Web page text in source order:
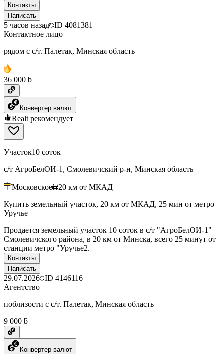
Контакты
Написать
5 часов назад ID 4081381
Контактное лицо
рядом с с/т. Палетак, Минская область
36 000 ƃ
Конвертер валют
Realt рекомендует
Участок10 соток
с/т АгроБелОИ-1, Смолевичский р-н, Минская область
Московское 20 км от МКАД
Купить земельный участок, 20 км от МКАД, 25 мин от метро
Уручье
Продается земельный участок 10 соток в с/т "АгроБелОИ-1"
Смолевичского района, в 20 км от Минска, всего 25 минут от
станции метро "Уручье2.
Контакты
Написать
29.07.2026 ID 4146116
Агентство
поблизости с с/т. Палетак, Минская область
9 000 ƃ
Конвертер валют